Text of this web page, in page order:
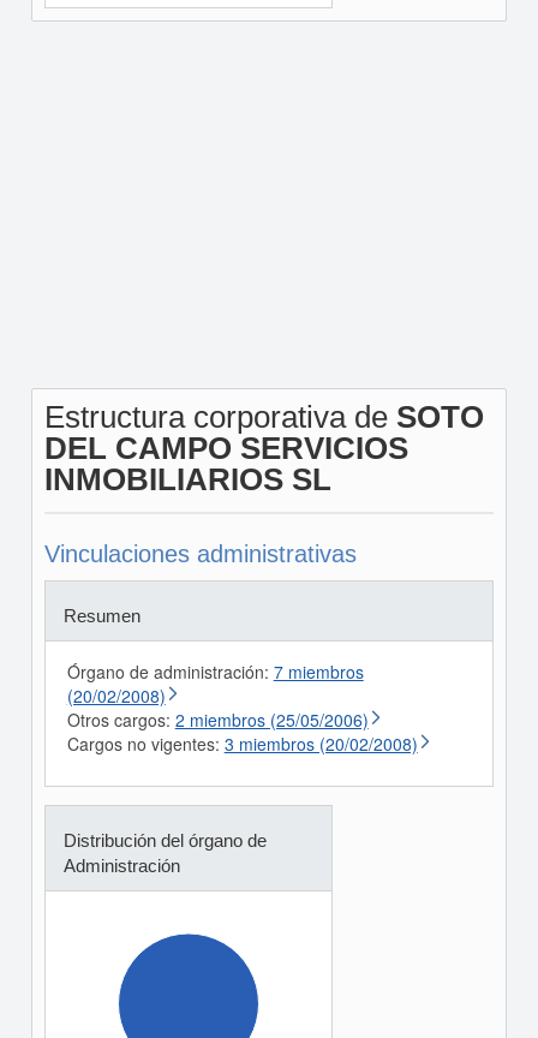
Estructura corporativa de SOTO
DEL CAMPO SERVICIOS
INMOBILIARIOS SL
Vinculaciones administrativas
Resumen
Órgano de administración: 7 miembros
(20/02/2008)
Otros cargos: 2 miembros (25/05/2006)
Cargos no vigentes: 3 miembros (20/02/2008)
Distribución del órgano de
Administración